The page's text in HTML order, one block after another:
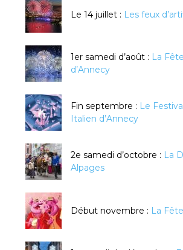
Le 14 juillet : Les feux
1er samedi d’août : La
d’Annecy
Fin septembre : Le
Italien d’Annecy
2e samedi d’octobre : La
Alpages
Début novembre : La